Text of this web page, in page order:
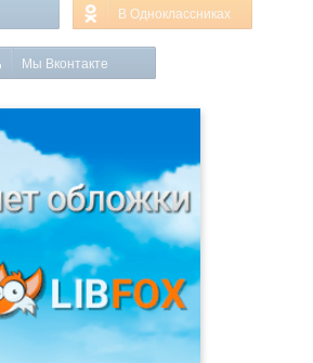
В Одноклассниках
Мы Вконтакте